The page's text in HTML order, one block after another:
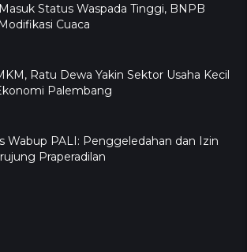
Status Waspada Tinggi, BNPB
Cuaca
Ratu Dewa Yakin Sektor Usaha Kecil
Palembang
Wabup PALI: Penggeledahan dan Izin
Praperadilan